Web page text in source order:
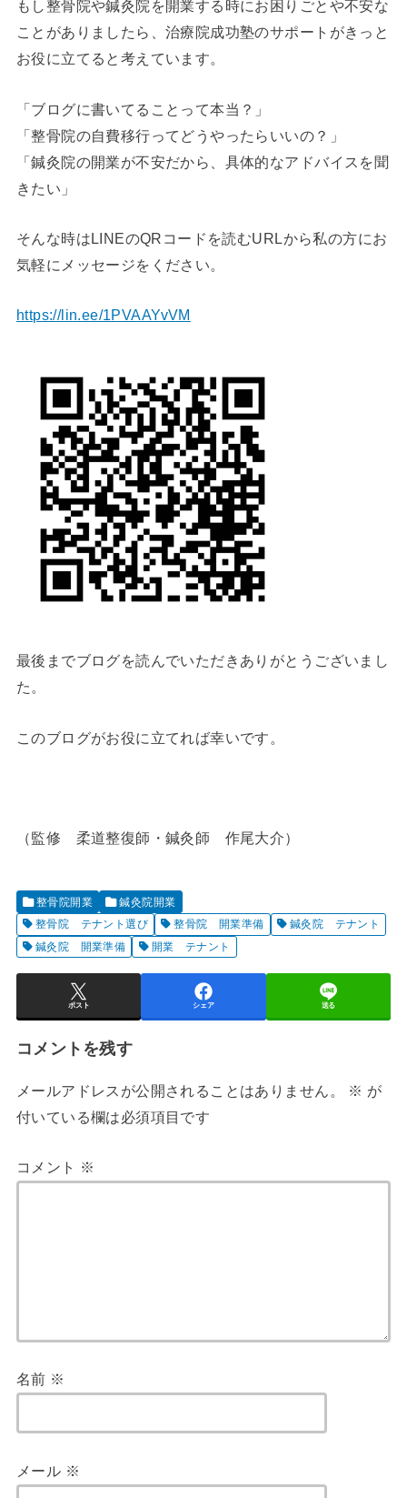
もし整骨院や鍼灸院を開業する時にお困りごとや不安な
ことがありましたら、治療院成功塾のサポートがきっと
お役に立てると考えています。
「ブログに書いてることって本当？」
「整骨院の自費移行ってどうやったらいいの？」
「鍼灸院の開業が不安だから、具体的なアドバイスを聞
きたい」
そんな時はLINEのQRコードを読むURLから私の方にお
気軽にメッセージをください。
https://lin.ee/1PVAAYvVM
最後までブログを読んでいただきありがとうございまし
た。
このブログがお役に立てれば幸いです。
（監修 柔道整復師・鍼灸師 作尾大介）
整骨院開業
鍼灸院開業
整骨院 テナント選び
整骨院 開業準備
鍼灸院 テナント
鍼灸院 開業準備
開業 テナント
ポスト シェア 送る
コメントを残す
メールアドレスが公開されることはありません。 ※ が
付いている欄は必須項目です
コメント ※
名前 ※
メール ※